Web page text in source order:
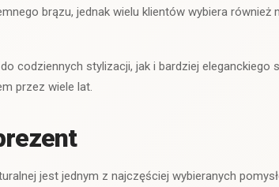
brązu, jednak wielu klientów wybiera również
codziennych stylizacji, jak i bardziej eleganckiego
przez wiele lat.
jest jednym z najczęściej wybieranych